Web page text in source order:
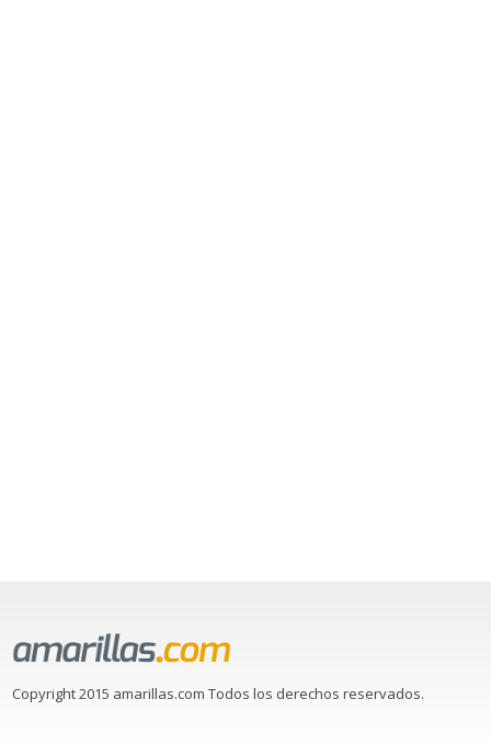
Copyright 2015 amarillas.com Todos los derechos reservados.